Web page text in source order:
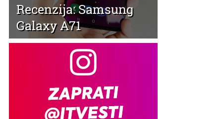
Recenzija: Samsung
Galaxy A71